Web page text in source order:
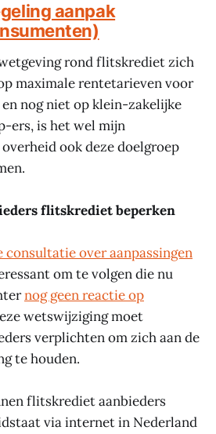
aanpak
rond flitskrediet zich
maximale rentetarieven voor
en nog niet op klein-zakelijke
ers, is het wel mijn
ook deze doelgroep
flitskrediet beperken
consultatie over aanpassingen
om te volgen die nu
nog geen reactie op
wetswijziging moet
verplichten om zich aan de
te houden.
flitskrediet aanbieders
via internet in Nederland